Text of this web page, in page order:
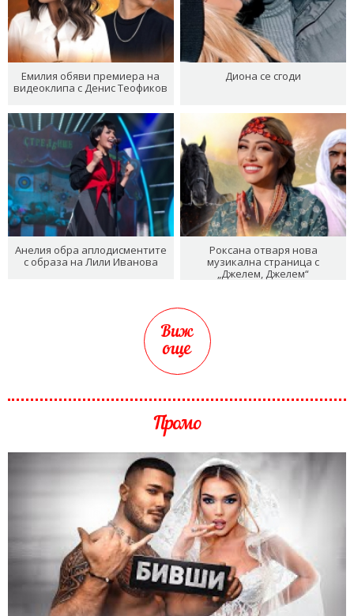
Емилия обяви премиера на
видеоклипа с Денис Теофиков
Диона се сгоди
Анелия обра аплодисментите
с образа на Лили Иванова
Роксана отваря нова
музикална страница с
„Джелем, Джелем“
Виж
още
Промо